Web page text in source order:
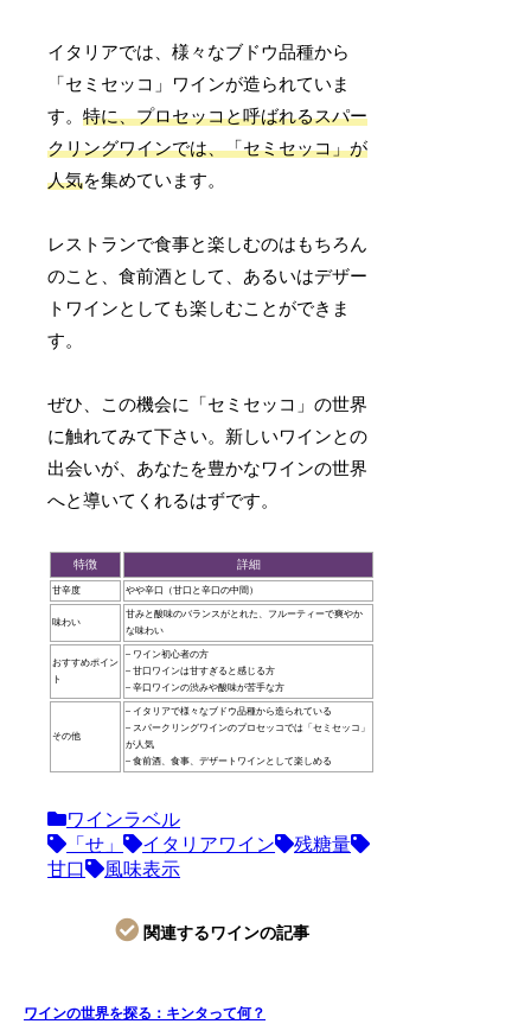
イタリアでは、様々なブドウ品種から
「セミセッコ」ワインが造られていま
す。特に、プロセッコと呼ばれるスパー
クリングワインでは、「セミセッコ」が
人気を集めています。
レストランで食事と楽しむのはもちろん
のこと、食前酒として、あるいはデザー
トワインとしても楽しむことができま
す。
ぜひ、この機会に「セミセッコ」の世界
に触れてみて下さい。新しいワインとの
出会いが、あなたを豊かなワインの世界
へと導いてくれるはずです。
特徴 詳細
甘辛度 やや辛口（甘口と辛口の中間）
味わい
甘みと酸味のバランスがとれた、フルーティーで爽やか
な味わい
おすすめポイン
ト
– ワイン初心者の方
– 甘口ワインは甘すぎると感じる方
– 辛口ワインの渋みや酸味が苦手な方
その他
– イタリアで様々なブドウ品種から造られている
– スパークリングワインのプロセッコでは「セミセッコ」
が人気
– 食前酒、食事、デザートワインとして楽しめる
ワインラベル
「せ」
イタリアワイン
残糖量
甘口
風味表示
関連するワインの記事
ワインの世界を探る：キンタって何？